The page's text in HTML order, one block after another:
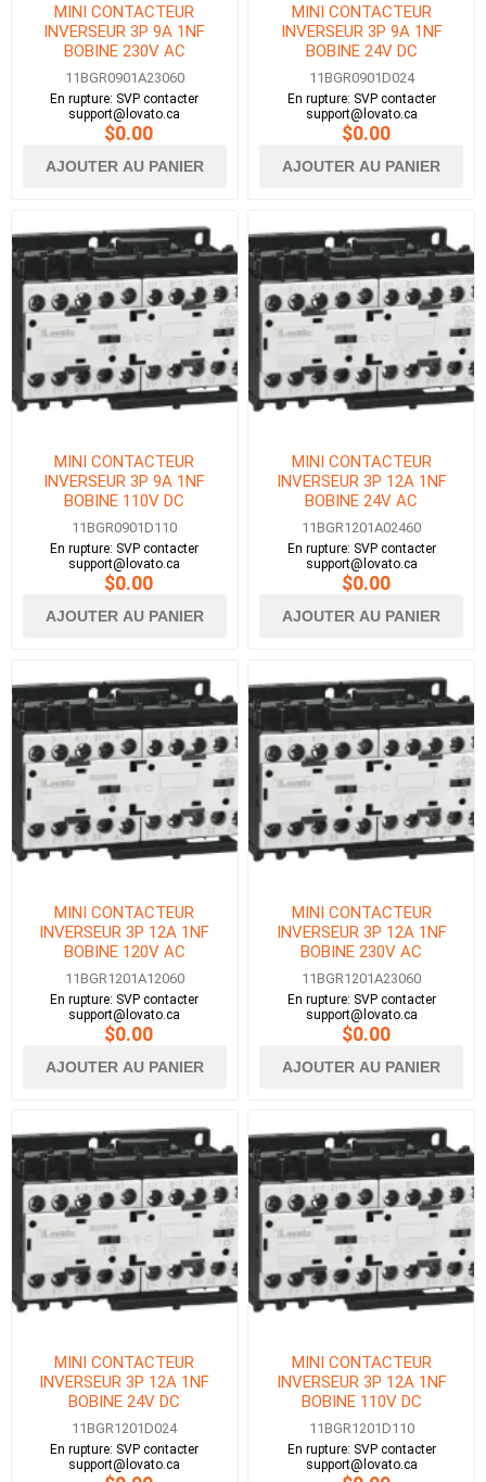
MINI CONTACTEUR
INVERSEUR 3P 9A 1NF
BOBINE 230V AC
11BGR0901A23060
En rupture: SVP contacter
support@lovato.ca
$0.00
AJOUTER AU PANIER
MINI CONTACTEUR
INVERSEUR 3P 9A 1NF
BOBINE 24V DC
11BGR0901D024
En rupture: SVP contacter
support@lovato.ca
$0.00
AJOUTER AU PANIER
MINI CONTACTEUR
INVERSEUR 3P 9A 1NF
BOBINE 110V DC
11BGR0901D110
En rupture: SVP contacter
support@lovato.ca
$0.00
AJOUTER AU PANIER
MINI CONTACTEUR
INVERSEUR 3P 12A 1NF
BOBINE 24V AC
11BGR1201A02460
En rupture: SVP contacter
support@lovato.ca
$0.00
AJOUTER AU PANIER
MINI CONTACTEUR
INVERSEUR 3P 12A 1NF
BOBINE 120V AC
11BGR1201A12060
En rupture: SVP contacter
support@lovato.ca
$0.00
AJOUTER AU PANIER
MINI CONTACTEUR
INVERSEUR 3P 12A 1NF
BOBINE 230V AC
11BGR1201A23060
En rupture: SVP contacter
support@lovato.ca
$0.00
AJOUTER AU PANIER
MINI CONTACTEUR
INVERSEUR 3P 12A 1NF
BOBINE 24V DC
11BGR1201D024
En rupture: SVP contacter
support@lovato.ca
MINI CONTACTEUR
INVERSEUR 3P 12A 1NF
BOBINE 110V DC
11BGR1201D110
En rupture: SVP contacter
support@lovato.ca